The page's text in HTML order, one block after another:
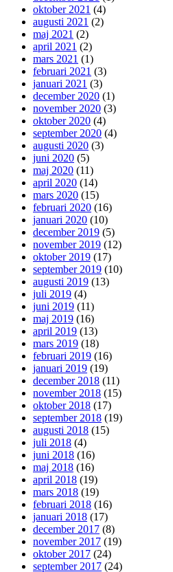
oktober 2021 (4)
augusti 2021 (2)
maj 2021 (2)
april 2021 (2)
mars 2021 (1)
februari 2021 (3)
januari 2021 (3)
december 2020 (1)
november 2020 (3)
oktober 2020 (4)
september 2020 (4)
augusti 2020 (3)
juni 2020 (5)
maj 2020 (11)
april 2020 (14)
mars 2020 (15)
februari 2020 (16)
januari 2020 (10)
december 2019 (5)
november 2019 (12)
oktober 2019 (17)
september 2019 (10)
augusti 2019 (13)
juli 2019 (4)
juni 2019 (11)
maj 2019 (16)
april 2019 (13)
mars 2019 (18)
februari 2019 (16)
januari 2019 (19)
december 2018 (11)
november 2018 (15)
oktober 2018 (17)
september 2018 (19)
augusti 2018 (15)
juli 2018 (4)
juni 2018 (16)
maj 2018 (16)
april 2018 (19)
mars 2018 (19)
februari 2018 (16)
januari 2018 (17)
december 2017 (8)
november 2017 (19)
oktober 2017 (24)
september 2017 (24)